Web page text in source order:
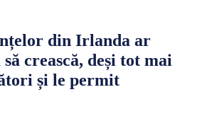
din Irlanda ar
crească, deși tot mai
și le permit